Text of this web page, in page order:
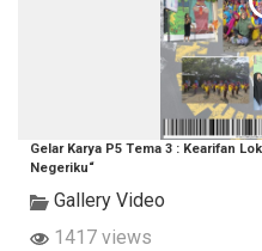
Gelar Karya P5 Tema 3 : Kearifan
Negeriku“
Gallery Video
1417 views